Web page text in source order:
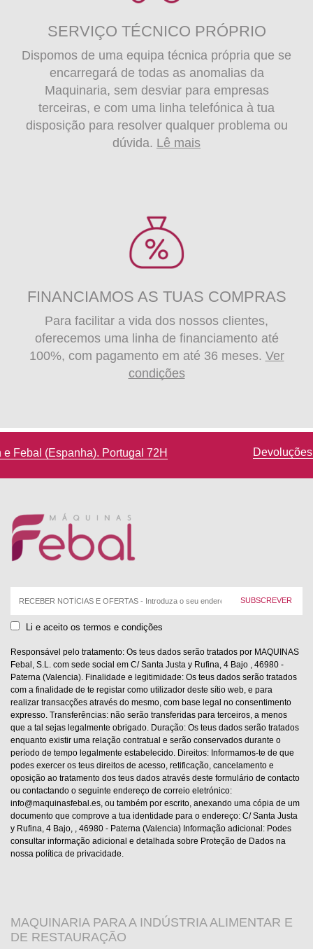
SERVIÇO TÉCNICO PRÓPRIO
Dispomos de uma equipa técnica própria que se
encarregará de todas as anomalias da
Maquinaria, sem desviar para empresas
terceiras, e com uma linha telefónica à tua
disposição para resolver qualquer problema ou
dúvida. Lê mais
FINANCIAMOS AS TUAS COMPRAS
Para facilitar a vida dos nossos clientes,
oferecemos uma linha de financiamento até
100%, com pagamento em até 36 meses. Ver
condições
Devoluções até 14 dias de calendário
Correio
eletrónico:
Li e aceito os termos e condições
Responsável pelo tratamento: Os teus dados serão tratados por MAQUINAS
Febal, S.L. com sede social em C/ Santa Justa y Rufina, 4 Bajo , 46980 -
Paterna (Valencia). Finalidade e legitimidade: Os teus dados serão tratados
com a finalidade de te registar como utilizador deste sítio web, e para
realizar transacções através do mesmo, com base legal no consentimento
expresso. Transferências: não serão transferidas para terceiros, a menos
que a tal sejas legalmente obrigado. Duração: Os teus dados serão tratados
enquanto existir uma relação contratual e serão conservados durante o
período de tempo legalmente estabelecido. Direitos: Informamos-te de que
podes exercer os teus direitos de acesso, retificação, cancelamento e
oposição ao tratamento dos teus dados através deste formulário de contacto
ou contactando o seguinte endereço de correio eletrónico:
info@maquinasfebal.es, ou também por escrito, anexando uma cópia de um
documento que comprove a tua identidade para o endereço: C/ Santa Justa
y Rufina, 4 Bajo, , 46980 - Paterna (Valencia) Informação adicional: Podes
consultar informação adicional e detalhada sobre Proteção de Dados na
nossa política de privacidade.
MAQUINARIA PARA A INDÚSTRIA ALIMENTAR E
DE RESTAURAÇÃO